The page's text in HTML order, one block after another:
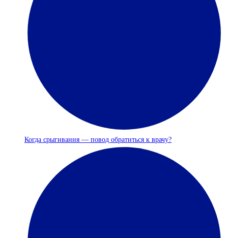
Когда срыгивания — повод обратиться к врачу?